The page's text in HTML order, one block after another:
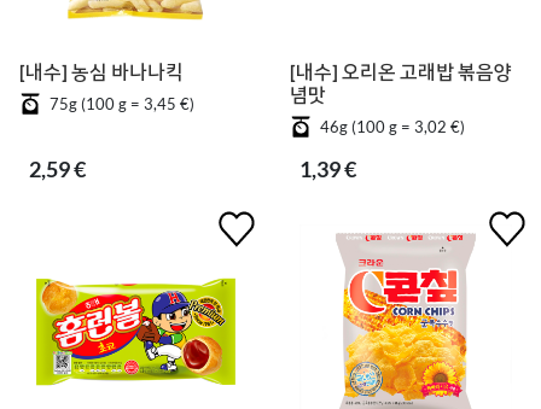
[내수] 농심 바나나킥
75g (100 g = 3,45 €)
2,59 €
[내수] 오리온 고래밥 볶음양
념맛
46g (100 g = 3,02 €)
1,39 €